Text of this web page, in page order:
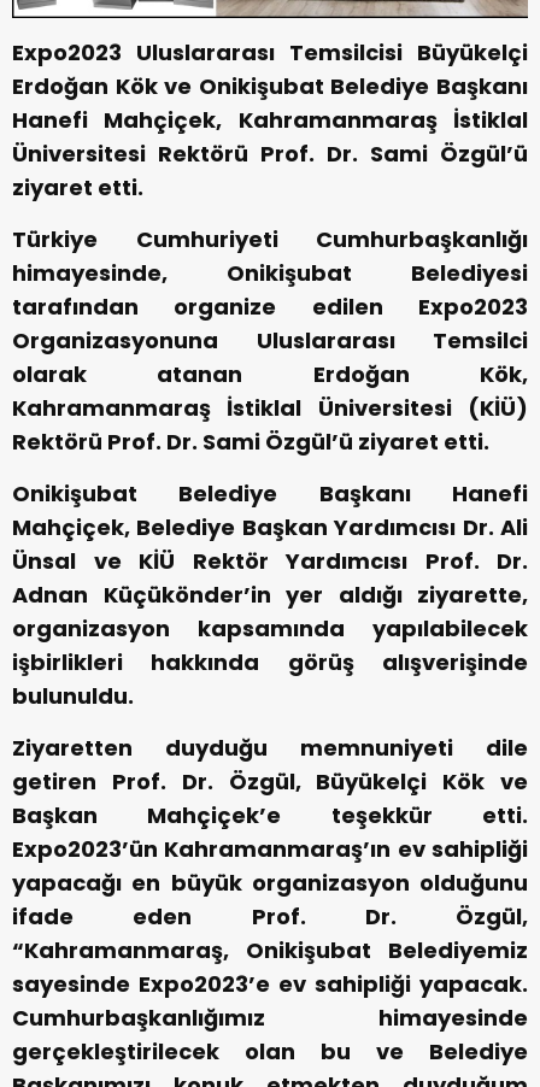
Expo2023 Uluslararası Temsilcisi Büyükelçi
Erdoğan Kök ve Onikişubat Belediye Başkanı
Hanefi Mahçiçek, Kahramanmaraş İstiklal
Üniversitesi Rektörü Prof. Dr. Sami Özgül’ü
ziyaret etti.
Türkiye Cumhuriyeti Cumhurbaşkanlığı
himayesinde, Onikişubat Belediyesi
tarafından organize edilen Expo2023
Organizasyonuna Uluslararası Temsilci
olarak atanan Erdoğan Kök,
Kahramanmaraş İstiklal Üniversitesi (KİÜ)
Rektörü Prof. Dr. Sami Özgül’ü ziyaret etti.
Onikişubat Belediye Başkanı Hanefi
Mahçiçek, Belediye Başkan Yardımcısı Dr. Ali
Ünsal ve KİÜ Rektör Yardımcısı Prof. Dr.
Adnan Küçükönder’in yer aldığı ziyarette,
organizasyon kapsamında yapılabilecek
işbirlikleri hakkında görüş alışverişinde
bulunuldu.
Ziyaretten duyduğu memnuniyeti dile
getiren Prof. Dr. Özgül, Büyükelçi Kök ve
Başkan Mahçiçek’e teşekkür etti.
Expo2023’ün Kahramanmaraş’ın ev sahipliği
yapacağı en büyük organizasyon olduğunu
ifade eden Prof. Dr. Özgül,
“Kahramanmaraş, Onikişubat Belediyemiz
sayesinde Expo2023’e ev sahipliği yapacak.
Cumhurbaşkanlığımız himayesinde
gerçekleştirilecek olan bu ve Belediye